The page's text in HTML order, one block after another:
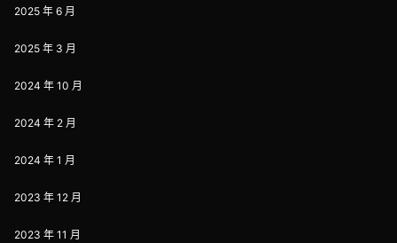
2025 年 6 月
2025 年 3 月
2024 年 10 月
2024 年 2 月
2024 年 1 月
2023 年 12 月
2023 年 11 月